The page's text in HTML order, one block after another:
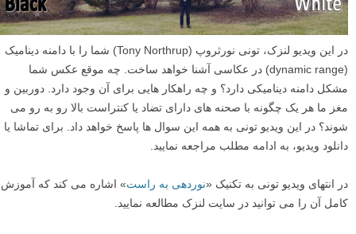
در این ویدیو لنزک، تونی نورثروپ (Tony Northrup) شما را با دامنه دینامیک
(dynamic range) در عکاسی آشنا خواهد ساخت. چه موقع عکس شما
مشکل دامنه دینامیکی دارد؟ و چه راهکار هایی برای آن وجود دارد. دوربین و
مغز ما هر یک چگونه با صحنه های دارای تضاد یا کنتراست بالا رو به رو می
شوند؟ در این ویدیو تونی به همه این سوال ها پاسخ خواهد داد. برای تماشا یا
دانلود ویدیو، به ادامه مطلب مراجعه نمایید.
در انتهای ویدیو تونی به تکنیک «نوردهی به راست» اشاره می کند که آموزش
کامل آن را می توانید در سایت لنزک مطالعه نمایید.